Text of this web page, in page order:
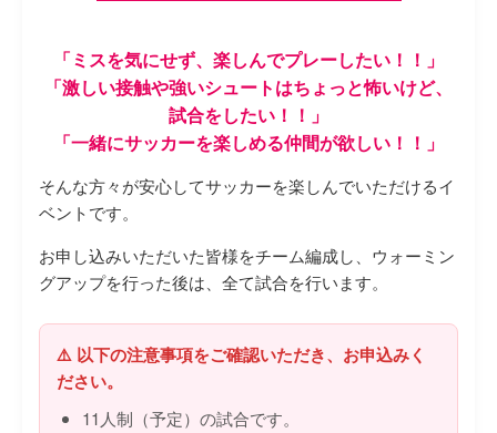
「ミスを気にせず、楽しんでプレーしたい！！」
「激しい接触や強いシュートはちょっと怖いけど、
試合をしたい！！」
「一緒にサッカーを楽しめる仲間が欲しい！！」
そんな方々が安心してサッカーを楽しんでいただけるイ
ベントです。
お申し込みいただいた皆様をチーム編成し、ウォーミン
グアップを行った後は、全て試合を行います。
⚠️ 以下の注意事項をご確認いただき、お申込みく
ださい。
11人制（予定）の試合です。